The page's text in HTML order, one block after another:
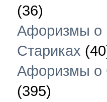
(36)
Афоризмы о
Стариках
Афоризмы о
(395)